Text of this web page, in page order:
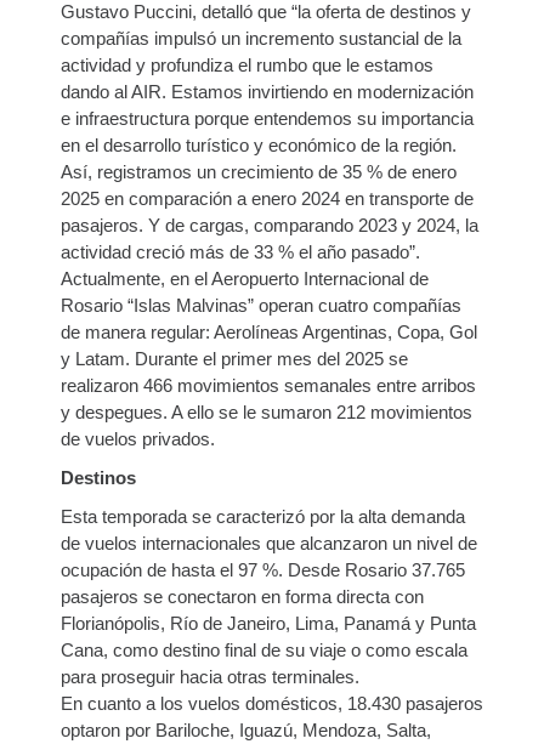
Gustavo Puccini, detalló que “la oferta de destinos y
compañías impulsó un incremento sustancial de la
actividad y profundiza el rumbo que le estamos
dando al AIR. Estamos invirtiendo en modernización
e infraestructura porque entendemos su importancia
en el desarrollo turístico y económico de la región.
Así, registramos un crecimiento de 35 % de enero
2025 en comparación a enero 2024 en transporte de
pasajeros. Y de cargas, comparando 2023 y 2024, la
actividad creció más de 33 % el año pasado”.
Actualmente, en el Aeropuerto Internacional de
Rosario “Islas Malvinas” operan cuatro compañías
de manera regular: Aerolíneas Argentinas, Copa, Gol
y Latam. Durante el primer mes del 2025 se
realizaron 466 movimientos semanales entre arribos
y despegues. A ello se le sumaron 212 movimientos
de vuelos privados.
Destinos
Esta temporada se caracterizó por la alta demanda
de vuelos internacionales que alcanzaron un nivel de
ocupación de hasta el 97 %. Desde Rosario 37.765
pasajeros se conectaron en forma directa con
Florianópolis, Río de Janeiro, Lima, Panamá y Punta
Cana, como destino final de su viaje o como escala
para proseguir hacia otras terminales.
En cuanto a los vuelos domésticos, 18.430 pasajeros
optaron por Bariloche, Iguazú, Mendoza, Salta,